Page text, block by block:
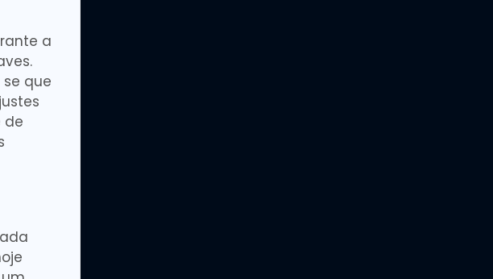
a
que
de